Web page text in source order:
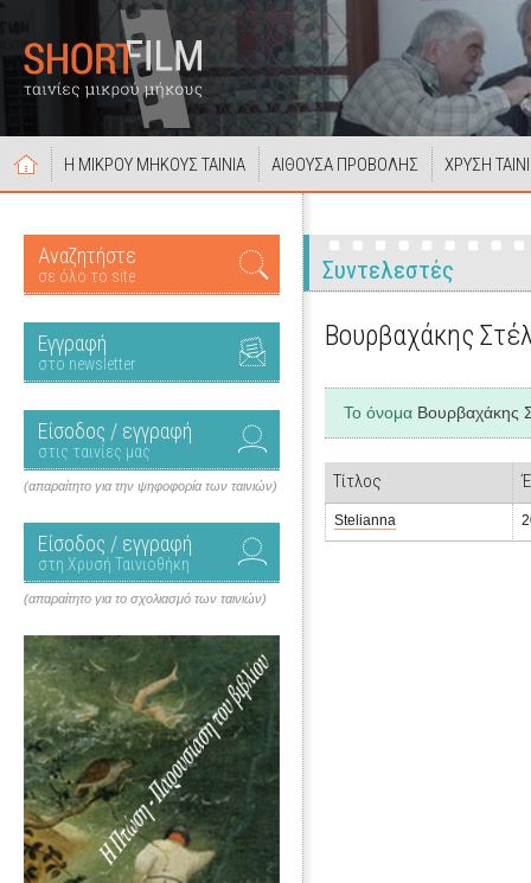
Η ΜΙΚΡΟΥ ΜΗΚΟΥΣ ΤΑΙΝΙΑ ΑΙΘΟΥΣΑ ΠΡΟΒΟΛΗΣ ΧΡΥΣΗ
Αναζητήστε
σε όλο το site
Εγγραφή
στο newsletter
Είσοδος / εγγραφή
στις ταινίες μας
(απαραίτητο για την ψηφοφορία των ταινιών)
Είσοδος / εγγραφή
στη Χρυσή Ταινιοθήκη
(απαραίτητο για το σχολιασμό των ταινιών)
Συντελεστές
Βουρβαχάκης
Το όνομα Βουρβαχάκης
Τίτλος
Stelianna